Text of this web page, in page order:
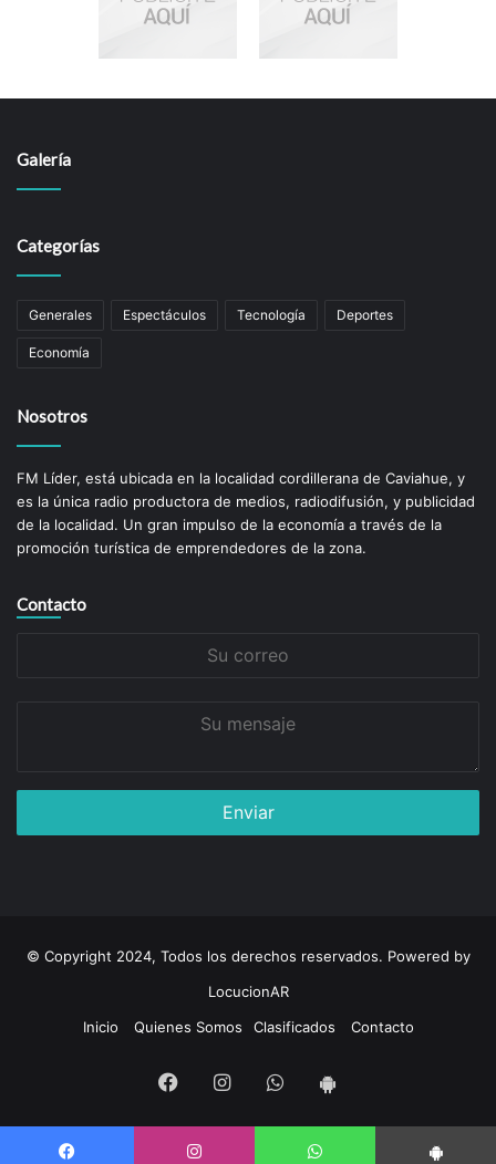
Galería
Categorías
Generales Espectáculos Tecnología Deportes
Economía
Nosotros
FM Líder, está ubicada en la localidad cordillerana de Caviahue, y
es la única radio productora de medios, radiodifusión, y publicidad
de la localidad. Un gran impulso de la economí­a a través de la
promoción turística de emprendedores de la zona.
Contacto
© Copyright 2024, Todos los derechos reservados. Powered by
LocucionAR
Inicio
Quienes Somos Clasificados Contacto
FacebookInstagramWhatsapp